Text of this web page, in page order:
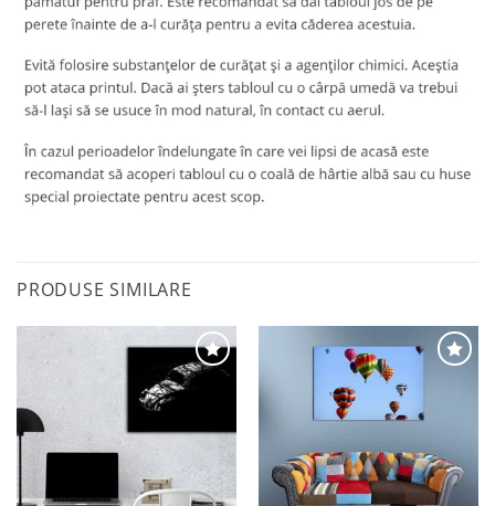
PRODUSE SIMILARE
la
favorite
Adaugă
favorite